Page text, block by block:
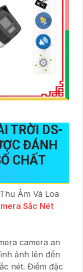
TRỜI
DS-
ĐÁNH
CHẤT
Âm Và Loa
Sắc Nét
camera an
ảnh lên đến
nét. Điểm đặc